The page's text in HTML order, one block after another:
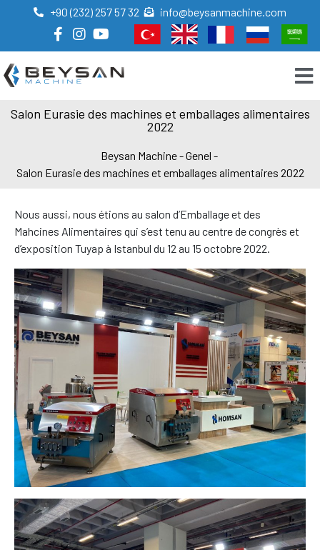
+90 (232) 257 57 32 info@beysanmachine.com
Salon Eurasie des machines et emballages alimentaires
2022
Beysan Machine-Genel -
Salon Eurasie des machines et emballages alimentaires 2022
Nous aussi, nous étions au salon d’Emballage et des
Mahcines Alimentaires qui s’est tenu au centre de congrès et
d’exposition Tuyap à Istanbul du 12 au 15 octobre 2022.